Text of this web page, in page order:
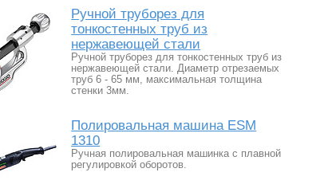
Ручной труборез для
тонкостенных труб из
нержавеющей стали
Ручной труборез для тонкостенных труб из
нержавеющей стали. Диаметр отрезаемых
труб 6 - 65 мм, максимальная толщина
стенки 3мм.
Полировальная машина ESM
1310
Ручная полировальная машинка с плавной
регулировкой оборотов.